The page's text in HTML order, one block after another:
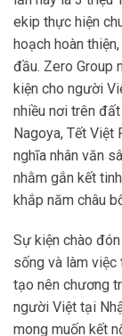
ekip thực hiện
hoạch hoàn
đầu. Zero Group
kiện cho người
nhiều nơi trên
Nagoya, Tết Việt
nghĩa nhân văn
nhằm gắn kết
khắp năm châu
Sự kiện chào
sống và làm
tạo nên chương
người Việt tại
mong muốn kết